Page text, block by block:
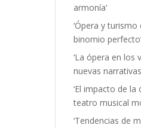
armonía’
‘Ópera y turismo
binomio perfecto’
‘La ópera en los
nuevas
‘El impacto de la
teatro musical
‘Tendencias de